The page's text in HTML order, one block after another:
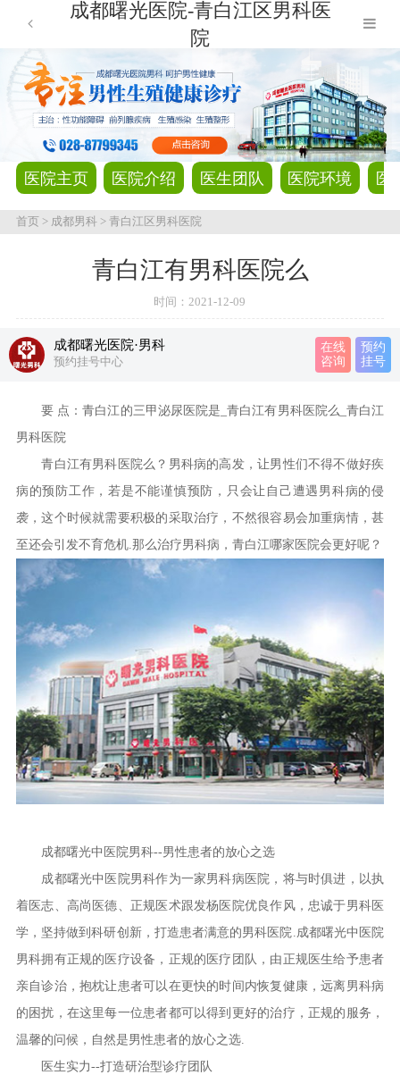
成都曙光医院-青白江区男科医
院
医院主页 医院介绍 医生团队 医院环境 医
首页> 成都男科> 青白江区男科医院
青白江有男科医院么
时间：2021-12-09
成都曙光医院·男科
预约挂号中心
在线
咨询
预约
挂号
要 点：青白江的三甲泌尿医院是_青白江有男科医院么_青白江
男科医院
青白江有男科医院么？男科病的高发，让男性们不得不做好疾
病的预防工作，若是不能谨慎预防，只会让自己遭遇男科病的侵
袭，这个时候就需要积极的采取治疗，不然很容易会加重病情，甚
至还会引发不育危机.那么治疗男科病，青白江哪家医院会更好呢？
成都曙光中医院男科--男性患者的放心之选
成都曙光中医院男科作为一家男科病医院，将与时俱进，以执
着医志、高尚医德、正规医术跟发杨医院优良作风，忠诚于男科医
学，坚持做到科研创新，打造患者满意的男科医院.成都曙光中医院
男科拥有正规的医疗设备，正规的医疗团队，由正规医生给予患者
亲自诊治，抱枕让患者可以在更快的时间内恢复健康，远离男科病
的困扰，在这里每一位患者都可以得到更好的治疗，正规的服务，
温馨的问候，自然是男性患者的放心之选.
医生实力--打造研治型诊疗团队